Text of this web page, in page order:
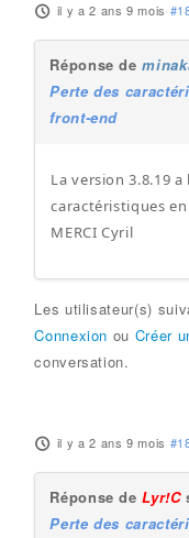
il y a 2 ans 9 mois
Réponse de
Perte des
front-end
La version 3.8.19
caractéristiques
MERCI Cyril
Les utilisateur(s)
Connexion ou Créer
conversation.
il y a 2 ans 9 mois
Réponse deLyr!C
Perte des